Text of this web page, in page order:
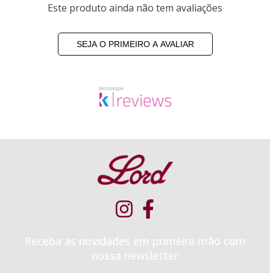
Este produto ainda não tem avaliações
SEJA O PRIMEIRO A AVALIAR
Receba as novidades em primeira mão com
nossa newsletter